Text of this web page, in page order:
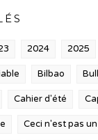
2024 2025
Bilbao
Cahier d'été
Ceci n'est pas